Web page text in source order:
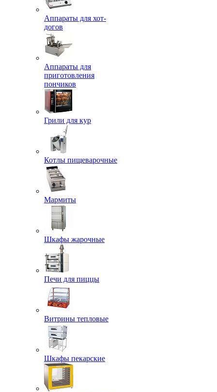
Аппараты для хот-
догов
Аппараты для
приготовления
пончиков
Грили для кур
Котлы пищеварочные
Мармиты
Шкафы жарочные
Печи для пиццы
Витрины тепловые
Шкафы пекарские